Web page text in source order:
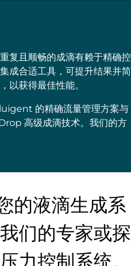
复且顺畅的成滴有赖于精确控
成合适工具，可提升结果并简
以获得最佳性能。
的精确流量管理方案与
高级成滴技术。我们的方
的液滴生成系
们的专家或探
力控制系统。